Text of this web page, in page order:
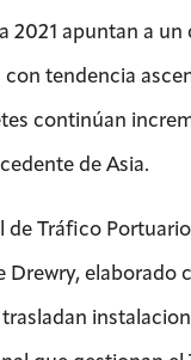
2021 apuntan a
con tendencia
continúan
de Asia.
de Tráfico
Drewry, elaborado